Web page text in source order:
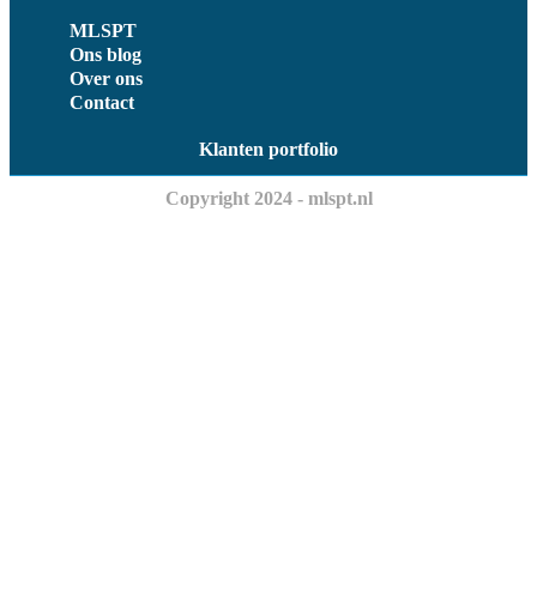
MLSPT
Ons blog
Over ons
Contact
Klanten portfolio
Copyright 2024 - mlspt.nl